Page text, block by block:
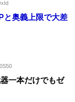
と奥義上限で大差
一本だけでもゼ